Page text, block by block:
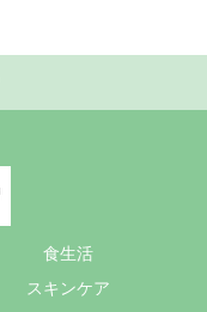
食生活
スキンケア